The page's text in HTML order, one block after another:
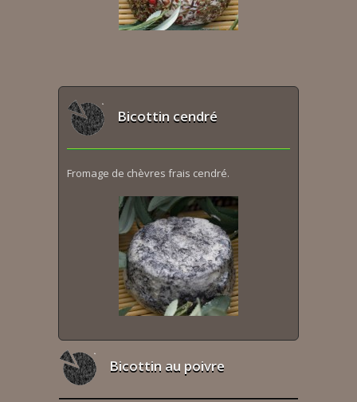
Bicottin cendré
Fromage de chèvres frais cendré.
Bicottin au poivre